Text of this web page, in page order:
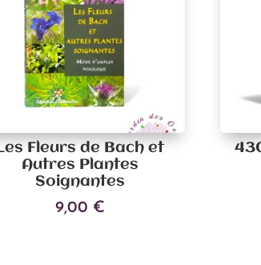
Fleurs de Bach et
Autres Plantes
Soignantes
9,00 €